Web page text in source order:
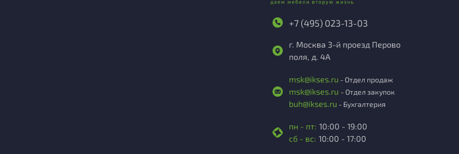
+7 (495) 023-13-03
г. Москва 3-й проезд Перово
поля, д. 4А
msk@ikses.ru - Отдел продаж
msk@ikses.ru - Отдел закупок
buh@ikses.ru - Бухгалтерия
пн - пт: 10:00 - 19:00
сб - вс: 10:00 - 17:00